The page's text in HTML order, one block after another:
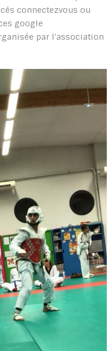
connectezvous ou
google
par l'association